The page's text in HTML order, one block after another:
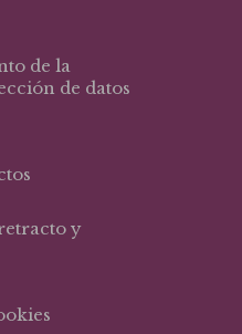
de la
de datos
y